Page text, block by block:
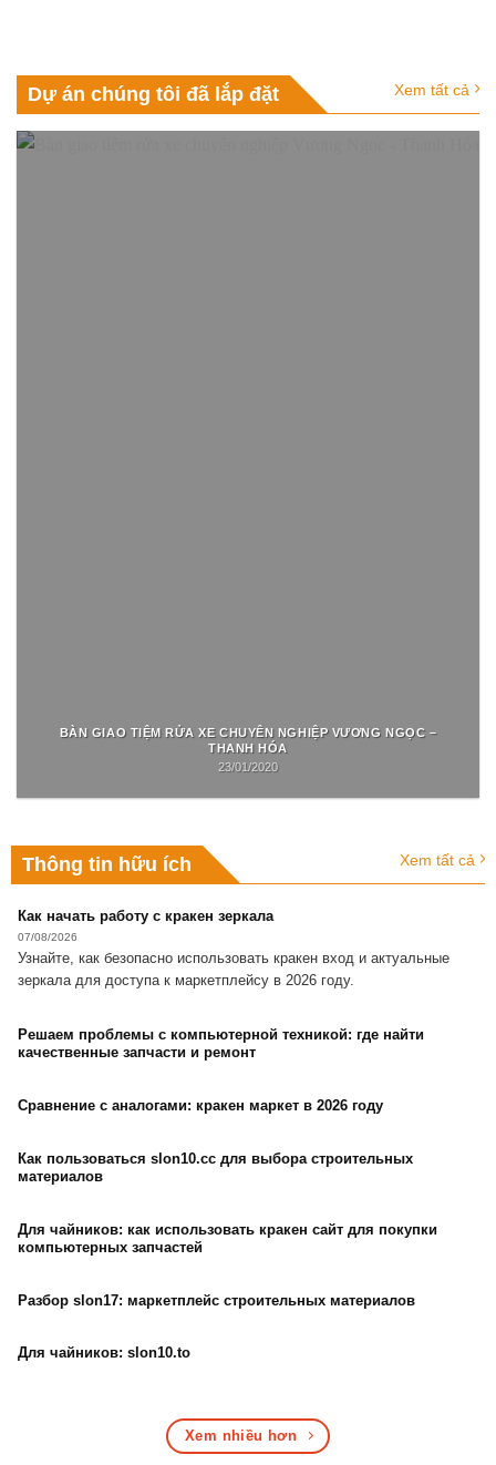
Dự án chúng tôi đã lắp đặt Xem tất cả
BÀN GIAO TIỆM RỬA XE CHUYÊN NGHIỆP VƯƠNG NGỌC –
THANH HÓA
23/01/2020
Thông tin hữu ích Xem tất cả
Как начать работу с кракен зеркала
07/08/2026
Узнайте, как безопасно использовать кракен вход и актуальные
зеркала для доступа к маркетплейсу в 2026 году.
Решаем проблемы с компьютерной техникой: где найти
качественные запчасти и ремонт
Сравнение с аналогами: кракен маркет в 2026 году
Как пользоваться slon10.cc для выбора строительных
материалов
Для чайников: как использовать кракен сайт для покупки
компьютерных запчастей
Разбор slon17: маркетплейс строительных материалов
Для чайников: slon10.to
Xem nhiều hơn